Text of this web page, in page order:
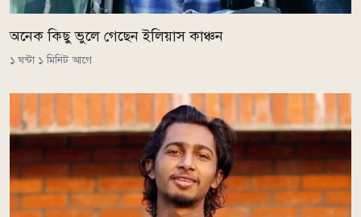
অনেক কিছু ভুলে গেছেন ইলিয়াস কাঞ্চন
১ ঘন্টা ১ মিনিট আগে